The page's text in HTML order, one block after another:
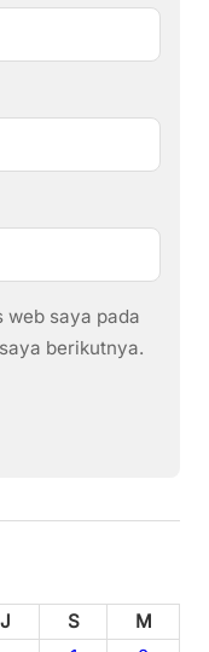
web saya pada
berikutnya.
J S
M